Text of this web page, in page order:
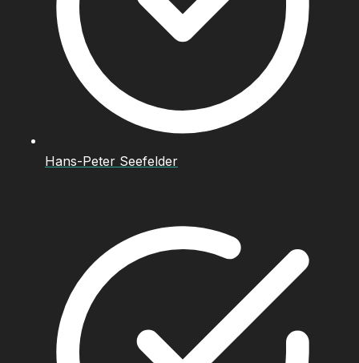
Hans-Peter Seefelder